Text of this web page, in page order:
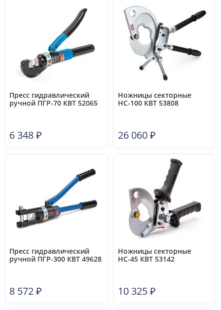
Пресс гидравлический
ручной ПГР-70 КВТ 52065
6 348₽
Ножницы секторные
НС-100 КВТ 53808
26 060₽
Пресс гидравлический
ручной ПГР-300 КВТ 49628
8 572₽
Ножницы секторные
НС-45 КВТ 53142
10 325₽